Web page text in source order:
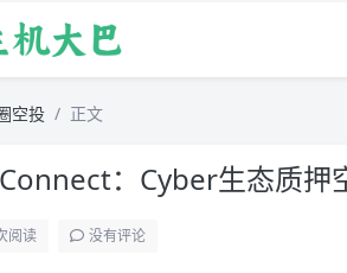
空投 正文
：Cyber生态质押
阅读 没有评论